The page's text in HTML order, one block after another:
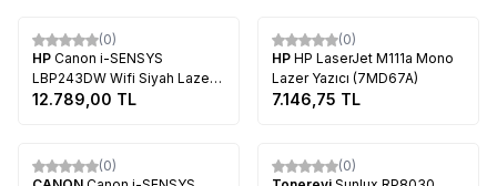
(0)
HP Canon i-SENSYS
LBP243DW Wifi Siyah Lazer
Yazıcı
12.789,00 TL
(0)
HP HP LaserJet M111a Mono
Lazer Yazıcı (7MD67A)
7.146,75 TL
(0)
(0)